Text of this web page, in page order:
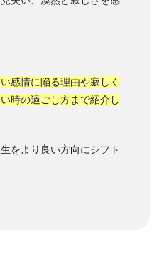
感情に陥る理由や寂しく
時の過ごし方まで紹介し
をより良い方向にシフト